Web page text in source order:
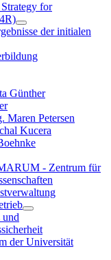
for
der initialen
Günther
Maren Petersen
Kucera
- Zentrum für
und
der Universität